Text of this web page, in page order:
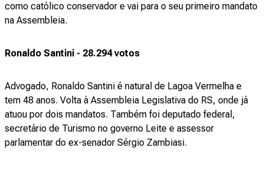
como católico conservador e vai para o seu primeiro mandato
na Assembleia.
Ronaldo Santini - 28.294 votos
Advogado, Ronaldo Santini é natural de Lagoa Vermelha e
tem 48 anos. Volta à Assembleia Legislativa do RS, onde já
atuou por dois mandatos. Também foi deputado federal,
secretário de Turismo no governo Leite e assessor
parlamentar do ex-senador Sérgio Zambiasi.